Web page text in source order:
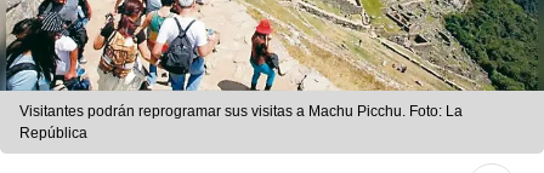
Visitantes podrán reprogramar sus visitas a Machu Picchu. Foto: La
República